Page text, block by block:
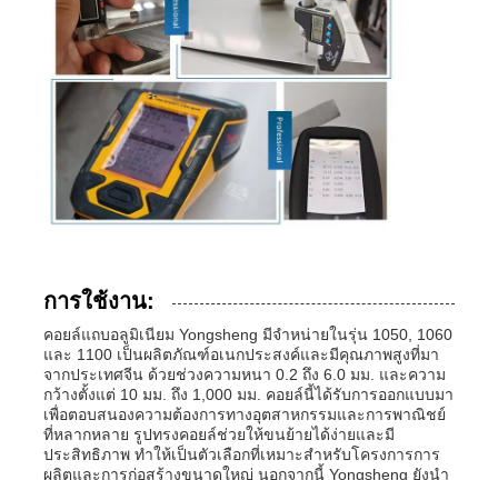
การใช้งาน:
คอยล์แถบอลูมิเนียม Yongsheng มีจำหน่ายในรุ่น 1050, 1060
และ 1100 เป็นผลิตภัณฑ์อเนกประสงค์และมีคุณภาพสูงที่มา
จากประเทศจีน ด้วยช่วงความหนา 0.2 ถึง 6.0 มม. และความ
กว้างตั้งแต่ 10 มม. ถึง 1,000 มม. คอยล์นี้ได้รับการออกแบบมา
เพื่อตอบสนองความต้องการทางอุตสาหกรรมและการพาณิชย์
ที่หลากหลาย รูปทรงคอยล์ช่วยให้ขนย้ายได้ง่ายและมี
ประสิทธิภาพ ทำให้เป็นตัวเลือกที่เหมาะสำหรับโครงการการ
ผลิตและการก่อสร้างขนาดใหญ่ นอกจากนี้ Yongsheng ยังนำ